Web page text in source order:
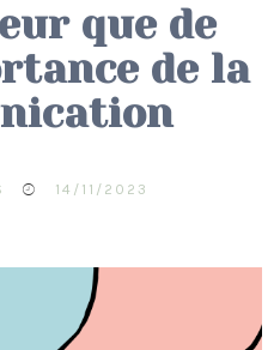
que de
de la
14/11/2023